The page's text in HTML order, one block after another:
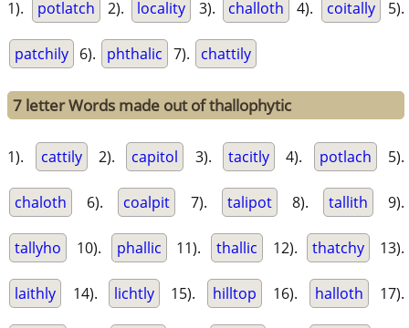
1). potlatch 2). locality 3). challoth 4). coitally 5).
patchily 6). phthalic 7). chattily
7 letter Words made out of thallophytic
1). cattily 2). capitol 3). tacitly 4). potlach 5).
chaloth 6). coalpit 7). talipot 8). tallith 9).
tallyho 10). phallic 11). thallic 12). thatchy 13).
laithly 14). lichtly 15). hilltop 16). halloth 17).